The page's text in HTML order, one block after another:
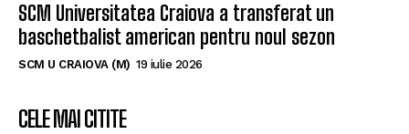
SCM Universitatea Craiova a transferat un
baschetbalist american pentru noul sezon
SCM U CRAIOVA (M) 19 iulie 2026
CELE MAI CITITE